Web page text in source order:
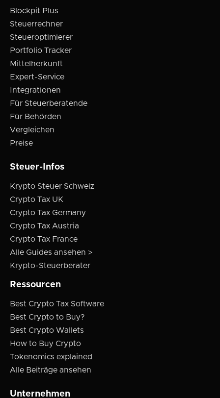
Blockpit Plus
Steuerrechner
Steueroptimierer
Portfolio Tracker
Mittelherkunft
Expert-Service
Integrationen
Für Steuerberatende
Für Behörden
Vergleichen
Preise
Steuer-Infos
Krypto Steuer Schweiz
Crypto Tax UK
Crypto Tax Germany
Crypto Tax Austria
Crypto Tax France
Alle Guides ansehen >
Krypto-Steuerberater
Ressourcen
Best Crypto Tax Software
Best Crypto to Buy?
Best Crypto Wallets
How to Buy Crypto
Tokenomics explained
Alle Beiträge ansehen
Unternehmen